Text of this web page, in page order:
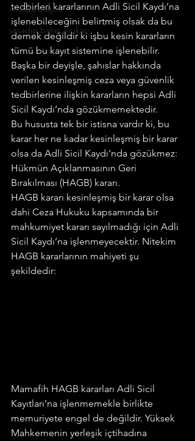
Ankara Bilişim
yasadışı bahis avukatı
tedbirleri kararlarının Adli Sicil Kaydı’na
işlenebileceğini belirtmiş olsak da bu
demek değildir ki işbu kesin kararların
tümü bu kayıt sistemine işlenebilir.
Başka bir deyişle, şahıslar hakkında
verilen kesinleşmiş ceza veya güvenlik
tedbirlerine ilişkin kararların hepsi Adli
Sicil Kaydı’nda gözükmemektedir.
Bu hususta tek bir istisna vardır ki, bu
karar her ne kadar kesinleşmiş bir karar
olsa da Adli Sicil Kaydı’nda gözükmez:
Hükmün Açıklanmasının Geri
Bırakılması (HAGB) kararı.
HAGB kararı kesinleşmiş bir karar olsa
dahi Ceza Hukuku kapsamında bir
mahkumiyet kararı sayılmadığı için Adli
Sicil Kaydı’na işlenmeyecektir. Nitekim
HAGB kararlarının mahiyeti şu
şekildedir:
Mamafih HAGB kararları Adli Sicil
Kayıtları’na işlenmemekle birlikte
memuriyete engel de değildir. Yüksek
Mahkemenin yerleşik içtihadına